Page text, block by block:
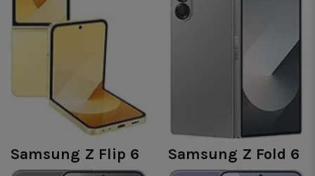
Samsung Z Flip 6 Samsung Z Fold 6